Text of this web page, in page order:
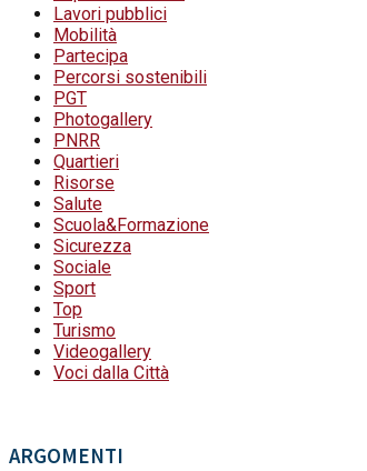
Lavori pubblici
Mobilità
Partecipa
Percorsi sostenibili
PGT
Photogallery
PNRR
Quartieri
Risorse
Salute
Scuola&Formazione
Sicurezza
Sociale
Sport
Top
Turismo
Videogallery
Voci dalla Città
ARGOMENTI